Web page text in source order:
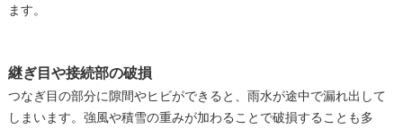
ます。
継ぎ目や接続部の破損
つなぎ目の部分に隙間やヒビができると、雨水が途中で漏れ出して
しまいます。強風や積雪の重みが加わることで破損することも多